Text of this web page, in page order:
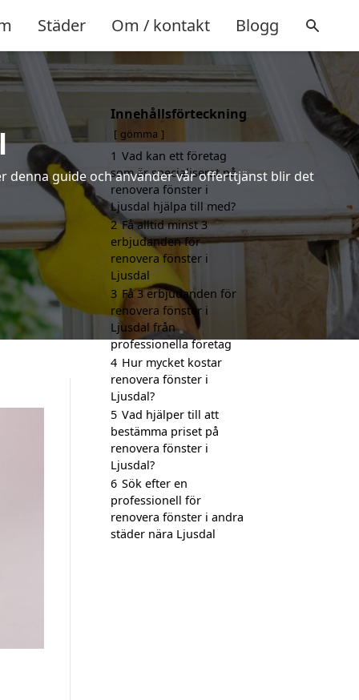
Städer Om / kontakt Blogg
denna guide och använder vår offerttjänst blir det
Innehållsförteckning
gömma
1 Vad kan ett företag
som är specialiserat på
renovera fönster i
Ljusdal hjälpa till med?
2 Få alltid minst 3
erbjudanden för
renovera fönster i
Ljusdal
3 Få 3 erbjudanden för
renovera fönster i
Ljusdal från
professionella företag
4 Hur mycket kostar
renovera fönster i
Ljusdal?
5 Vad hjälper till att
bestämma priset på
renovera fönster i
Ljusdal?
6 Sök efter en
professionell för
renovera fönster i andra
städer nära Ljusdal